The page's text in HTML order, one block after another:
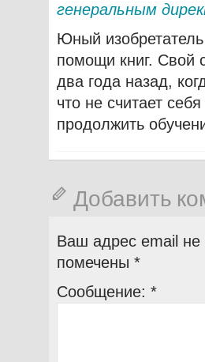
генеральным
Юный
помощи книг. Свой
два года назад,
что не считает
продолжить
Добавить
Ваш адрес email не
помечены *
Сообщение: *